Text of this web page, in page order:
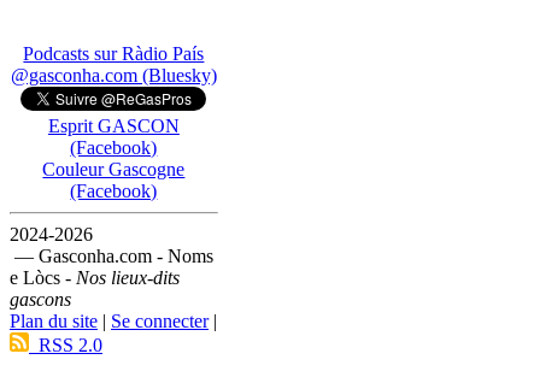
Podcasts sur Ràdio País
@gasconha.com (Bluesky)
Esprit GASCON
(Facebook)
Couleur Gascogne
(Facebook)
2024-2026
— Gasconha.com - Noms
e Lòcs - Nos lieux-dits
gascons
Plan du site | Se connecter|
RSS 2.0